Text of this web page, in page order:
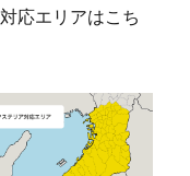
応エリアはこち